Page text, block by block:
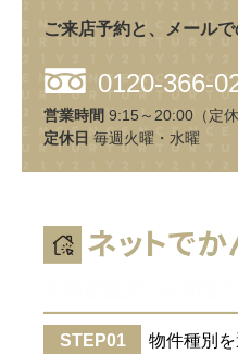
ご来店予約と、メール
0120-366-
営業時間 9:15～20:00（定
定休日 毎週火曜・水曜
物件種別